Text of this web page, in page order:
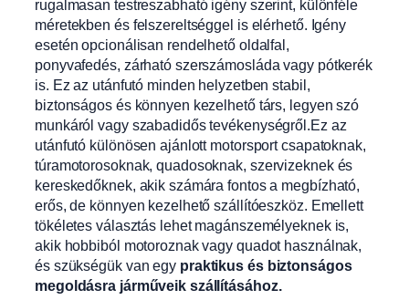
rugalmasan testreszabható igény szerint, különféle
méretekben és felszereltséggel is elérhető. Igény
esetén opcionálisan rendelhető oldalfal,
ponyvafedés, zárható szerszámosláda vagy pótkerék
is. Ez az utánfutó minden helyzetben stabil,
biztonságos és könnyen kezelhető társ, legyen szó
munkáról vagy szabadidős tevékenységről.Ez az
utánfutó különösen ajánlott motorsport csapatoknak,
túramotorosoknak, quadosoknak, szervizeknek és
kereskedőknek, akik számára fontos a megbízható,
erős, de könnyen kezelhető szállítóeszköz. Emellett
tökéletes választás lehet magánszemélyeknek is,
akik hobbiból motoroznak vagy quadot használnak,
és szükségük van egy praktikus és biztonságos
megoldásra járműveik szállításához.